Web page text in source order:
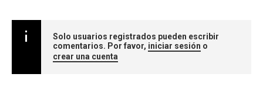
Solo usuarios registrados pueden escribir
comentarios. Por favor, iniciar sesión o
crear una cuenta